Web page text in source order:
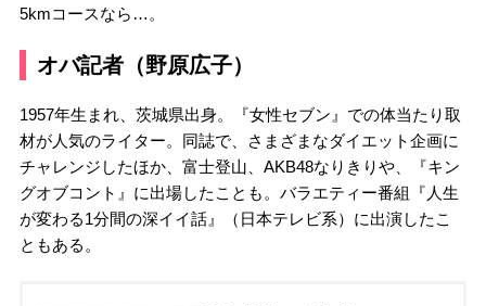
5kmコースなら…。
オバ記者（野原広子）
1957年生まれ、茨城県出身。『女性セブン』での体当たり取
材が人気のライター。同誌で、さまざまなダイエット企画に
チャレンジしたほか、富士登山、AKB48なりきりや、『キン
グオブコント』に出場したことも。バラエティー番組『人生
が変わる1分間の深イイ話』（日本テレビ系）に出演したこ
ともある。